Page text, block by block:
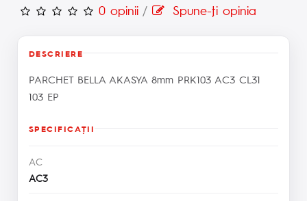
0 opinii / Spune-ţi opinia
DESCRIERE
PARCHET BELLA AKASYA 8mm PRK103 AC3 CL31
103 EP
SPECIFICAŢII
AC
AC3